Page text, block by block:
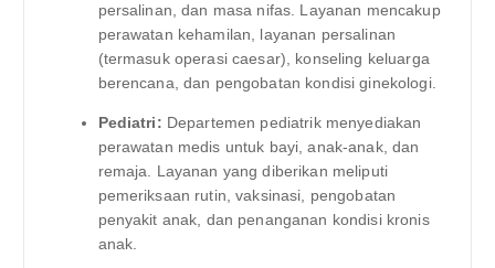
persalinan, dan masa nifas. Layanan mencakup
perawatan kehamilan, layanan persalinan
(termasuk operasi caesar), konseling keluarga
berencana, dan pengobatan kondisi ginekologi.
Pediatri: Departemen pediatrik menyediakan
perawatan medis untuk bayi, anak-anak, dan
remaja. Layanan yang diberikan meliputi
pemeriksaan rutin, vaksinasi, pengobatan
penyakit anak, dan penanganan kondisi kronis
anak.